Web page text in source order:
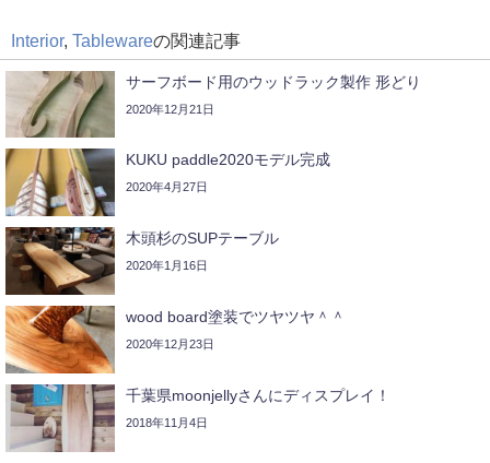
Interior, Tablewareの関連記事
サーフボード用のウッドラック製作 形どり
2020年12月21日
KUKU paddle2020モデル完成
2020年4月27日
木頭杉のSUPテーブル
2020年1月16日
wood board塗装でツヤツヤ＾＾
2020年12月23日
千葉県moonjellyさんにディスプレイ！
2018年11月4日